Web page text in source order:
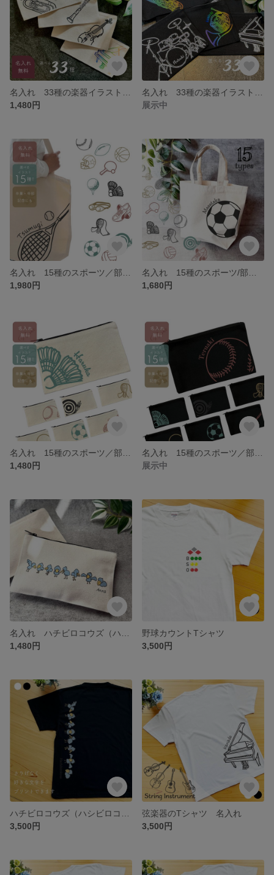
1,480円
展示中
1,980円
1,680円
1,480円
展示中
1,480円
野球カウントTシャツ
3,500円
3,500円
弦楽器のTシャツ 名入れ
3,500円